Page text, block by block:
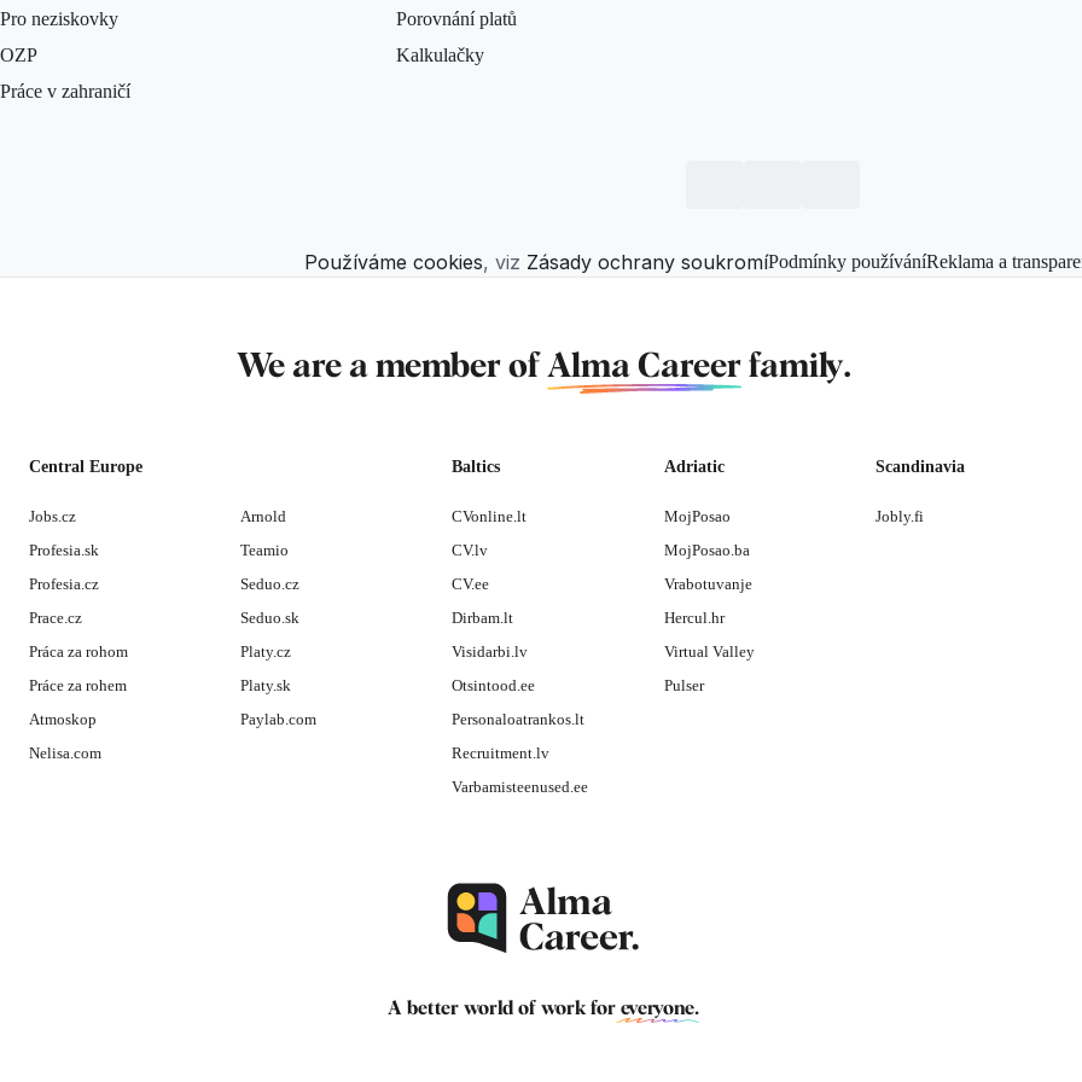
Pro neziskovky
OZP
Práce v zahraničí
Porovnání platů
Kalkulačky
Používáme cookies, viz Zásady ochrany soukromíPodmínky používáníReklama a
We are a member of Alma Careerfamily.
Central Europe
Jobs.cz
Profesia.sk
Profesia.cz
Prace.cz
Práca za rohom
Práce za rohem
Atmoskop
Nelisa.com
Arnold
Teamio
Seduo.cz
Seduo.sk
Platy.cz
Platy.sk
Paylab.com
Baltics
CVonline.lt
CV.lv
CV.ee
Dirbam.lt
Visidarbi.lv
Otsintood.ee
Personaloatrankos.lt
Recruitment.lv
Varbamisteenused.ee
Adriatic
MojPosao
MojPosao.ba
Vrabotuvanje
Hercul.hr
Virtual Valley
Pulser
Scandinavia
Jobly.fi
A better world of work for everyone.